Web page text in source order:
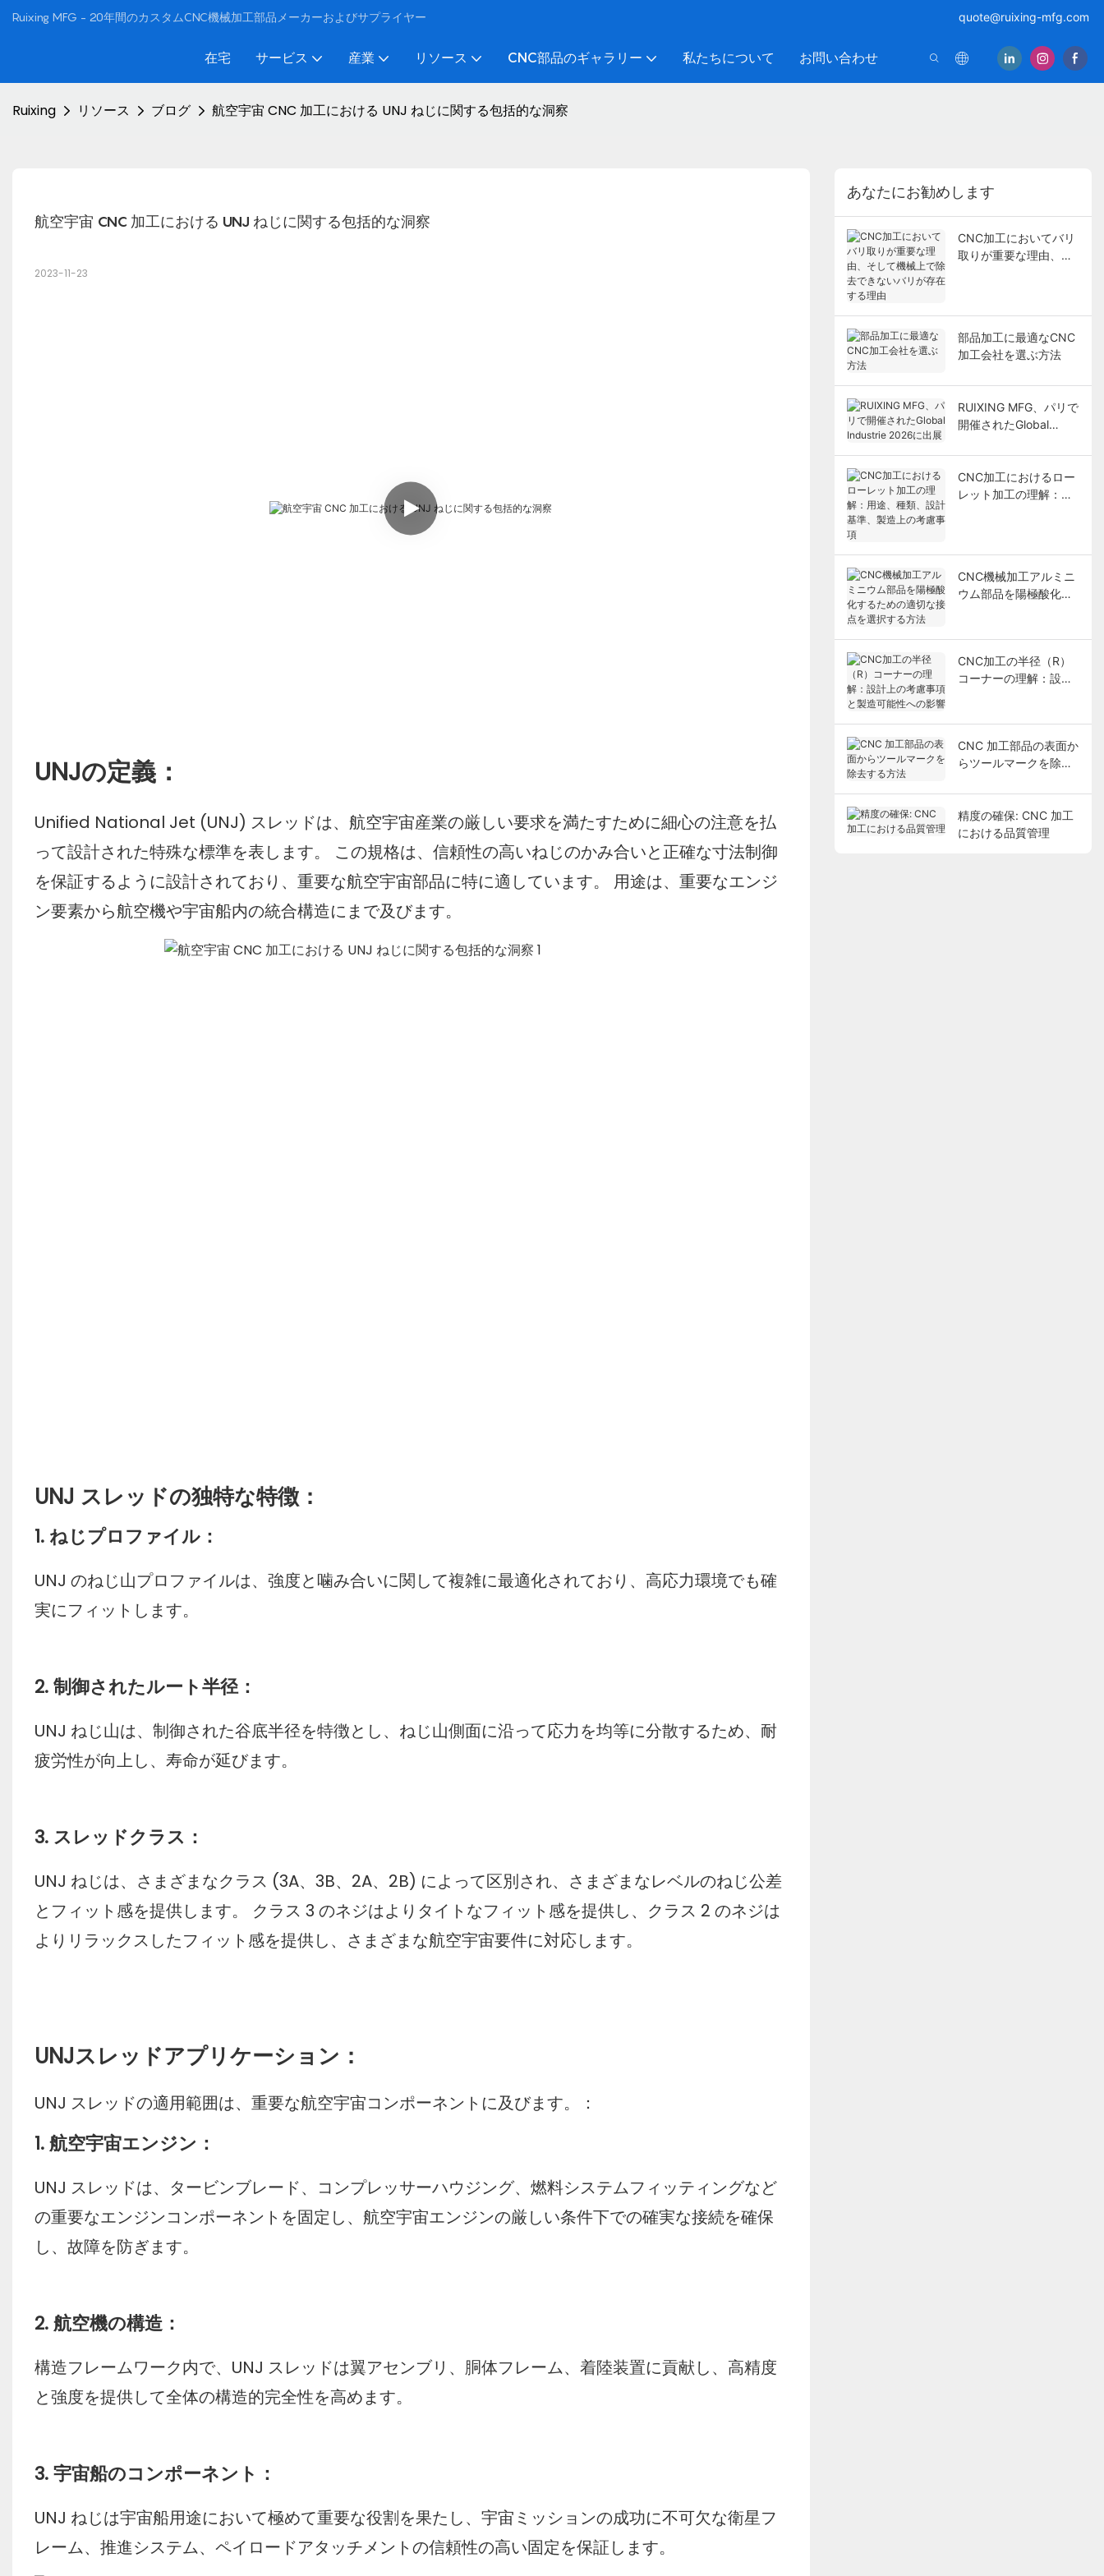
Ruixing MFG - 20年間のカスタムCNC機械加工部品メーカーおよびサプライヤー quote@ruixing-mfg.com
在宅 サービス 産業 リソース CNC部品のギャラリー 私たちについて お問い合わせ
Ruixing リソース ブログ 航空宇宙 CNC 加工における UNJ ねじに関する包括的な洞察
航空宇宙 CNC 加工における UNJ ねじに関する包括的な洞察
2023-11-23
UNJの定義：
Unified National Jet (UNJ) スレッドは、航空宇宙産業の厳しい要求を満たすために細心の注意を払
って設計された特殊な標準を表します。 この規格は、信頼性の高いねじのかみ合いと正確な寸法制御
を保証するように設計されており、重要な航空宇宙部品に特に適しています。 用途は、重要なエンジ
ン要素から航空機や宇宙船内の統合構造にまで及びます。
UNJ スレッドの独特な特徴：
1. ねじプロファイル：
UNJ のねじ山プロファイルは、強度と噛み合いに関して複雑に最適化されており、高応力環境でも確
実にフィットします。
2. 制御されたルート半径：
UNJ ねじ山は、制御された谷底半径を特徴とし、ねじ山側面に沿って応力を均等に分散するため、耐
疲労性が向上し、寿命が延びます。
3. スレッドクラス：
UNJ ねじは、さまざまなクラス (3A、3B、2A、2B) によって区別され、さまざまなレベルのねじ公差
とフィット感を提供します。 クラス 3 のネジはよりタイトなフィット感を提供し、クラス 2 のネジは
よりリラックスしたフィット感を提供し、さまざまな航空宇宙要件に対応します。
UNJスレッドアプリケーション：
UNJ スレッドの適用範囲は、重要な航空宇宙コンポーネントに及びます。：
1. 航空宇宙エンジン：
UNJ スレッドは、タービンブレード、コンプレッサーハウジング、燃料システムフィッティングなど
の重要なエンジンコンポーネントを固定し、航空宇宙エンジンの厳しい条件下での確実な接続を確保
し、故障を防ぎます。
2. 航空機の構造：
構造フレームワーク内で、UNJ スレッドは翼アセンブリ、胴体フレーム、着陸装置に貢献し、高精度
と強度を提供して全体の構造的完全性を高めます。
3. 宇宙船のコンポーネント：
UNJ ねじは宇宙船用途において極めて重要な役割を果たし、宇宙ミッションの成功に不可欠な衛星フ
レーム、推進システム、ペイロードアタッチメントの信頼性の高い固定を保証します。
あなたにお勧めします
CNC加工においてバリ
取りが重要な理由、そ
部品加工に最適なCNC
加工会社を選ぶ方法
RUIXING MFG、パリで
開催されたGlobal
CNC加工におけるロー
レット加工の理解：用
CNC機械加工アルミニ
ウム部品を陽極酸化す
CNC加工の半径（R）
コーナーの理解：設計
CNC 加工部品の表面か
らツールマークを除去
精度の確保: CNC 加工
における品質管理